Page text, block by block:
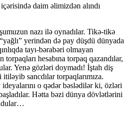
daim əlimizdən alındı
nazı ilə oynadılar. Tikə-tikə
yerindən də pay düşdü dünyada
tayı-bərabəri olmayan
hesabına torpaq qazandılar,
Yenə gözləri doymadı! İştah diş
itiləyib sancdılar torpaqlarımıza.
o qədər bəslədilər ki, özləri
Hətta bəzi dünya dövlətlərini